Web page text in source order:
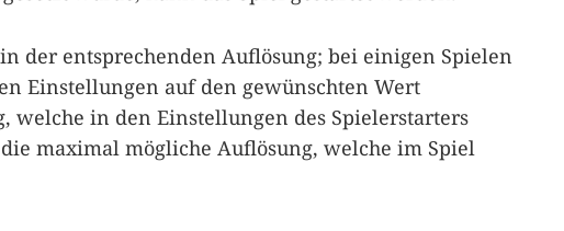
der entsprechenden Auflösung; bei einigen Spielen
Einstellungen auf den gewünschten Wert
welche in den Einstellungen des Spielerstarters
maximal mögliche Auflösung, welche im Spiel